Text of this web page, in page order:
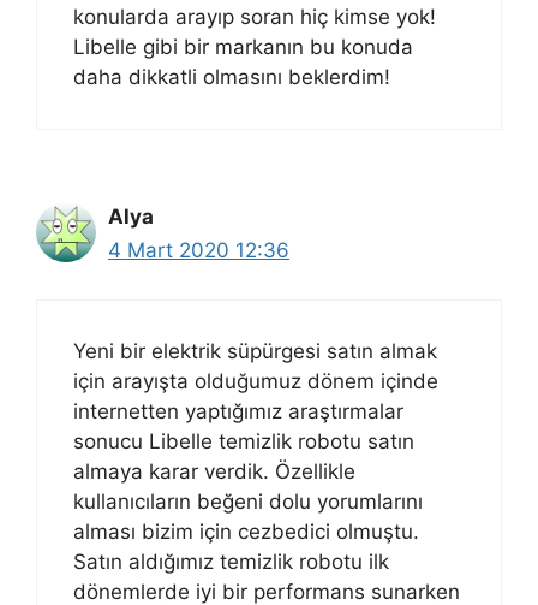
konularda arayıp soran hiç kimse yok!
Libelle gibi bir markanın bu konuda
daha dikkatli olmasını beklerdim!
Alya
4 Mart 2020 12:36
Yeni bir elektrik süpürgesi satın almak
için arayışta olduğumuz dönem içinde
internetten yaptığımız araştırmalar
sonucu Libelle temizlik robotu satın
almaya karar verdik. Özellikle
kullanıcıların beğeni dolu yorumlarını
alması bizim için cezbedici olmuştu.
Satın aldığımız temizlik robotu ilk
dönemlerde iyi bir performans sunarken